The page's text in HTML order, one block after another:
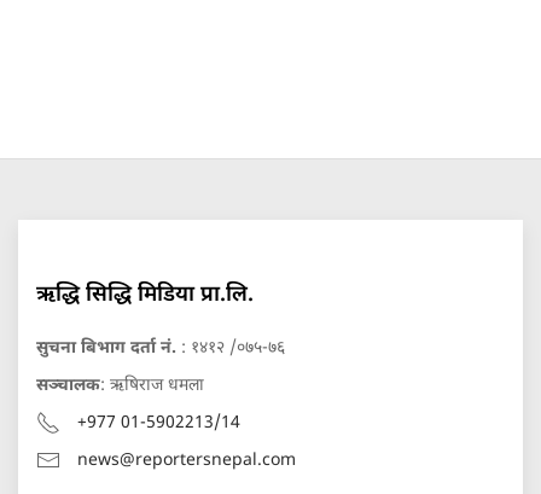
ऋद्धि सिद्धि मिडिया प्रा.लि.
सुचना बिभाग दर्ता नं. : १४१२ /०७५-७६
सञ्चालक: ऋषिराज धमला
+977 01-5902213/14
news@reportersnepal.com